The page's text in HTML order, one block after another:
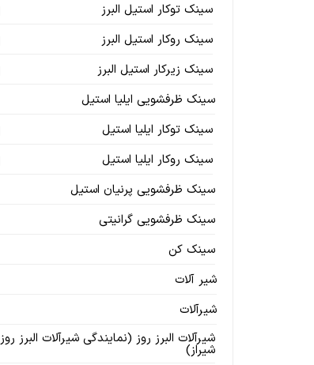
سینک توکار استیل البرز
سینک روکار استیل البرز
سینک زیرکار استیل البرز
سینک ظرفشویی ایلیا استیل
سینک توکار ایلیا استیل
سینک روکار ایلیا استیل
سینک ظرفشویی پرنیان استیل
سینک ظرفشویی گرانیتی
سینک کن
شیر آلات
شیرآلات
شیرآلات البرز روز (نمایندگی شیرآلات البرز روز
شیراز)